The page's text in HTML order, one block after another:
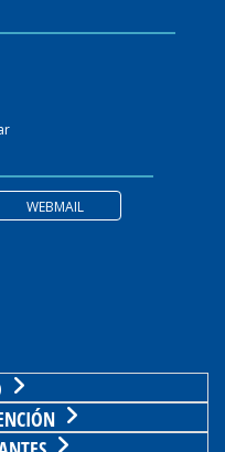
WEBMAIL